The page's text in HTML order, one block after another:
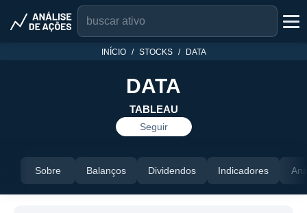
INÍCIO STOCKS DATA
DATA
TABLEAU
Seguir
Sobre Balanços Dividendos Indicadores